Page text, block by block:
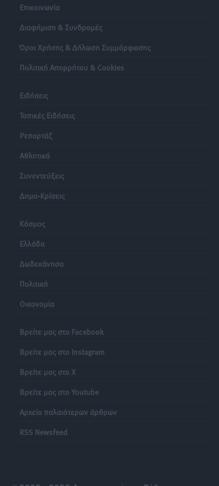
Επικοινωνία
Διαφήμιση & Συνδρομές
Όροι Χρήσης & Δήλωση Συμμόρφωσης
Πολιτική Απορρήτου & Cookies
Ειδήσεις
Τοπικές Ειδήσεις
Ρεπορτάζ
Αθλητικά
Συνεντεύξεις
Δημο-Κρίσεις
Κόσμος
Ελλάδα
Δωδεκάνησα
Πολιτική
Οικονομία
Βρείτε μας στο Facebook
Βρείτε μας στο Instagram
Βρείτε μας στο X
Βρείτε μας στο Youtube
Αρχείο παλαιότερων άρθρων
RSS Newsfeed